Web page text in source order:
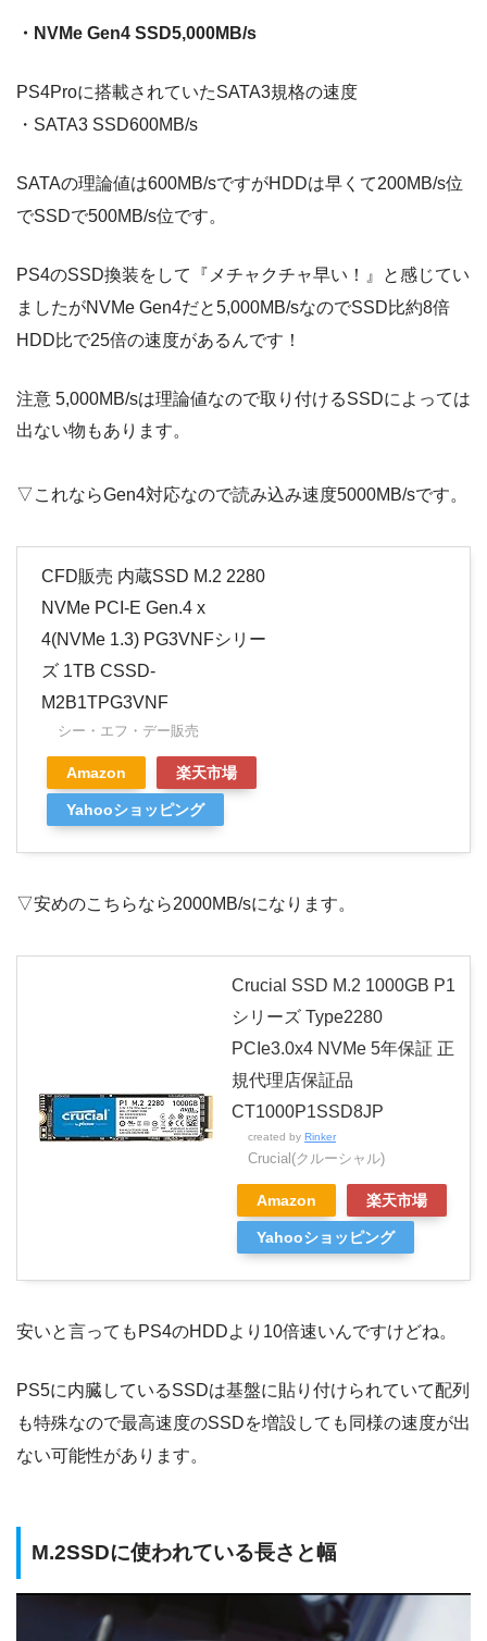
・NVMe Gen4 SSD5,000MB/s
PS4Proに搭載されていたSATA3規格の速度
・SATA3 SSD600MB/s
SATAの理論値は600MB/sですがHDDは早くて200MB/s位
でSSDで500MB/s位です。
PS4のSSD換装をして『メチャクチャ早い！』と感じてい
ましたがNVMe Gen4だと5,000MB/sなのでSSD比約8倍
HDD比で25倍の速度があるんです！
注意 5,000MB/sは理論値なので取り付けるSSDによっては
出ない物もあります。
▽これならGen4対応なので読み込み速度5000MB/sです。
CFD販売 内蔵SSD M.2 2280
NVMe PCI-E Gen.4 x
4(NVMe 1.3) PG3VNFシリー
ズ 1TB CSSD-
M2B1TPG3VNF
シー・エフ・デー販売
Amazon 楽天市場
Yahooショッピング
▽安めのこちらなら2000MB/sになります。
Crucial SSD M.2 1000GB P1
シリーズ Type2280
PCIe3.0x4 NVMe 5年保証 正
規代理店保証品
CT1000P1SSD8JP
created by Rinker
Crucial(クルーシャル)
Amazon 楽天市場
Yahooショッピング
安いと言ってもPS4のHDDより10倍速いんですけどね。
PS5に内臓しているSSDは基盤に貼り付けられていて配列
も特殊なので最高速度のSSDを増設しても同様の速度が出
ない可能性があります。
M.2SSDに使われている長さと幅